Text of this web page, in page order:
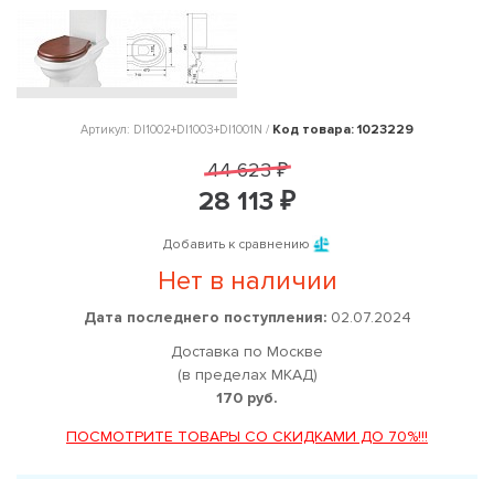
Артикул: DI1002+DI1003+DI1001N / Код товара: 1023229
44 623 ₽
28 113 ₽
Добавить к сравнению
Нет в наличии
Дата последнего поступления:02.07.2024
Доставка по Москве
(в пределах МКАД)
170 руб.
ПОСМОТРИТЕ ТОВАРЫ СО СКИДКАМИ ДО 70%!!!